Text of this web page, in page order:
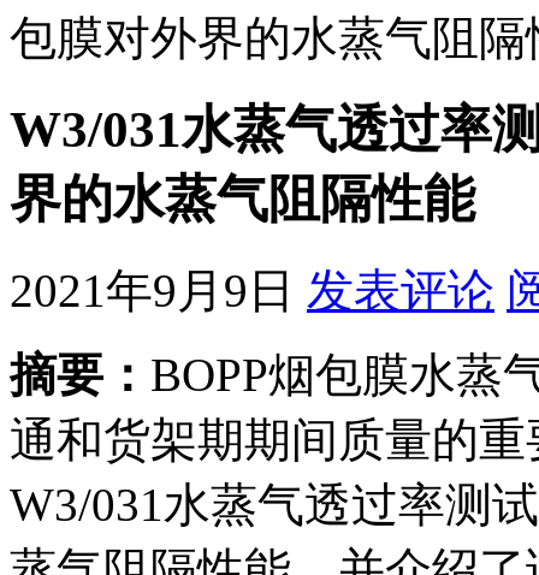
包膜对外界的水蒸气阻隔
W3/031水蒸气透过率
界的水蒸气阻隔性能
2021年9月9日 发表评论
摘要： BOPP烟包膜水蒸
通和货架期期间质量的
W3/031水蒸气透过率测